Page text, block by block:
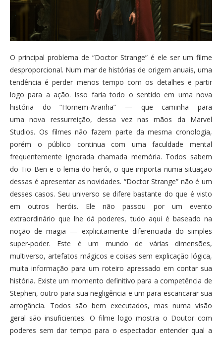
O principal problema de “Doctor Strange” é ele ser um filme
desproporcional. Num mar de histórias de origem anuais, uma
tendência é perder menos tempo com os detalhes e partir
logo para a ação. Isso faria todo o sentido em uma nova
história do “Homem-Aranha” — que caminha para
uma nova ressurreição, dessa vez nas mãos da Marvel
Studios. Os filmes não fazem parte da mesma cronologia,
porém o público continua com uma faculdade mental
frequentemente ignorada chamada memória. Todos sabem
do Tio Ben e o lema do herói, o que importa numa situação
dessas é apresentar as novidades. “Doctor Strange” não é um
desses casos. Seu universo se difere bastante do que é visto
em outros heróis. Ele não passou por um evento
extraordinário que lhe dá poderes, tudo aqui é baseado na
noção de magia — explicitamente diferenciada do simples
super-poder. Este é um mundo de várias dimensões,
multiverso, artefatos mágicos e coisas sem explicação lógica,
muita informação para um roteiro apressado em contar sua
história. Existe um momento definitivo para a competência de
Stephen, outro para sua negligência e um para escancarar sua
arrogância. Todos são bem executados, mas numa visão
geral são insuficientes. O filme logo mostra o Doutor com
poderes sem dar tempo para o espectador entender qual a